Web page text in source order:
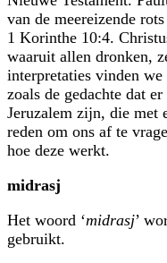
van de meereizende
1 Korinthe 10:4.
waaruit allen dronken,
interpretaties vinden
zoals de gedachte dat
Jeruzalem zijn, die met
reden om ons af te
hoe deze werkt.
midrasj
Het woord ‘midrasj’
gebruikt.